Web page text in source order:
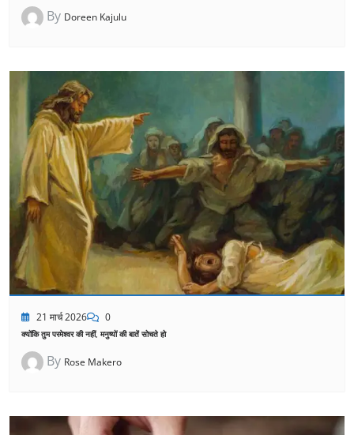
By Doreen Kajulu
21 मार्च 2026 0
क्योंकि तुम परमेश्वर की नहीं, मनुष्यों की बातें सोचते हो
By Rose Makero